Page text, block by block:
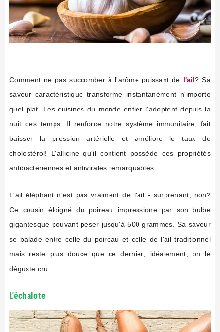
Comment ne pas succomber à l'arôme puissant de l'ail? Sa
saveur caractéristique transforme instantanément n'importe
quel plat. Les cuisines du monde entier l'adoptent depuis la
nuit des temps. Il renforce notre système immunitaire, fait
baisser la pression artérielle et améliore le taux de
cholestérol! L'allicine qu'il contient possède des propriétés
antibactériennes et antivirales remarquables.
L'ail éléphant n'est pas vraiment de l'ail - surprenant, non?
Ce cousin éloigné du poireau impressione par son bulbe
gigantesque pouvant peser jusqu'à 500 grammes. Sa saveur
se balade entre celle du poireau et celle de l'ail traditionnel
mais reste plus douce que ce dernier; idéalement, on le
déguste cru.
L'échalote